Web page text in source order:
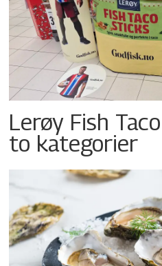
Lerøy Fish
to kategorier